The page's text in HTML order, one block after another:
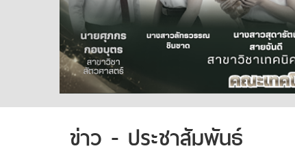
ข่าว - ประชาสัมพันธ์